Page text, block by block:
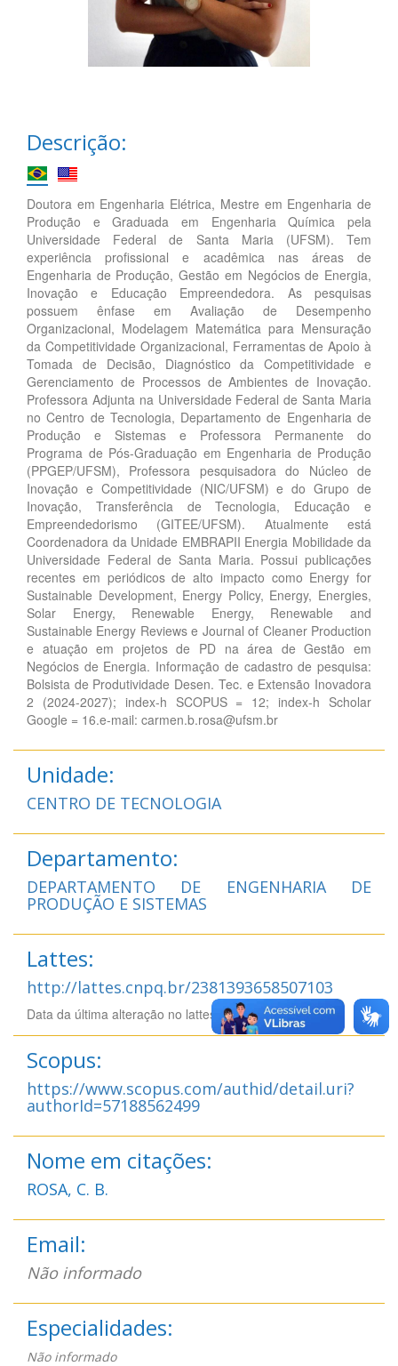
Descrição:
Doutora em Engenharia Elétrica, Mestre em Engenharia de
Produção e Graduada em Engenharia Química pela
Universidade Federal de Santa Maria (UFSM). Tem
experiência profissional e acadêmica nas áreas de
Engenharia de Produção, Gestão em Negócios de Energia,
Inovação e Educação Empreendedora. As pesquisas
possuem ênfase em Avaliação de Desempenho
Organizacional, Modelagem Matemática para Mensuração
da Competitividade Organizacional, Ferramentas de Apoio à
Tomada de Decisão, Diagnóstico da Competitividade e
Gerenciamento de Processos de Ambientes de Inovação.
Professora Adjunta na Universidade Federal de Santa Maria
no Centro de Tecnologia, Departamento de Engenharia de
Produção e Sistemas e Professora Permanente do
Programa de Pós-Graduação em Engenharia de Produção
(PPGEP/UFSM), Professora pesquisadora do Núcleo de
Inovação e Competitividade (NIC/UFSM) e do Grupo de
Inovação, Transferência de Tecnologia, Educação e
Empreendedorismo (GITEE/UFSM). Atualmente está
Coordenadora da Unidade EMBRAPII Energia Mobilidade da
Universidade Federal de Santa Maria. Possui publicações
recentes em periódicos de alto impacto como Energy for
Sustainable Development, Energy Policy, Energy, Energies,
Solar Energy, Renewable Energy, Renewable and
Sustainable Energy Reviews e Journal of Cleaner Production
e atuação em projetos de PD na área de Gestão em
Negócios de Energia. Informação de cadastro de pesquisa:
Bolsista de Produtividade Desen. Tec. e Extensão Inovadora
2 (2024-2027); index-h SCOPUS = 12; index-h Scholar
Google = 16.e-mail: carmen.b.rosa@ufsm.br
Unidade:
CENTRO DE TECNOLOGIA
Departamento:
DEPARTAMENTO DE ENGENHARIA DE
PRODUÇÃO E SISTEMAS
Lattes:
http://lattes.cnpq.br/2381393658507103
Data da última alteração no lattes: 08/02/2026 12:02
Scopus:
https://www.scopus.com/authid/detail.uri?
authorId=57188562499
Nome em citações:
ROSA, C. B.
Email:
Não informado
Especialidades:
Não informado